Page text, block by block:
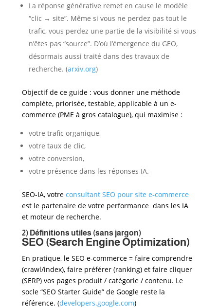
La réponse générative remet en cause le modèle
“clic → site”. Même si vous ne perdez pas tout le
trafic, vous perdez une partie de la visibilité si vous
n’êtes pas “source”. D’où l’émergence du GEO,
désormais aussi traité dans des travaux de
recherche. (arxiv.org)
Objectif de ce guide : vous donner une méthode
complète, priorisée, testable, applicable à un e-
commerce (PME à gros catalogue), qui maximise :
votre trafic organique,
votre taux de clic,
votre conversion,
votre présence dans les réponses IA.
SEO-IA, votre consultant SEO pour site e-commerce
est le partenaire de votre performance dans les IA
et moteur de recherche.
2) Définitions utiles (sans jargon)
SEO (Search Engine Optimization)
En pratique, le SEO e-commerce = faire comprendre
(crawl/index), faire préférer (ranking) et faire cliquer
(SERP) vos pages produit / catégorie / contenu. Le
socle “SEO Starter Guide” de Google reste la
référence. (developers.google.com)